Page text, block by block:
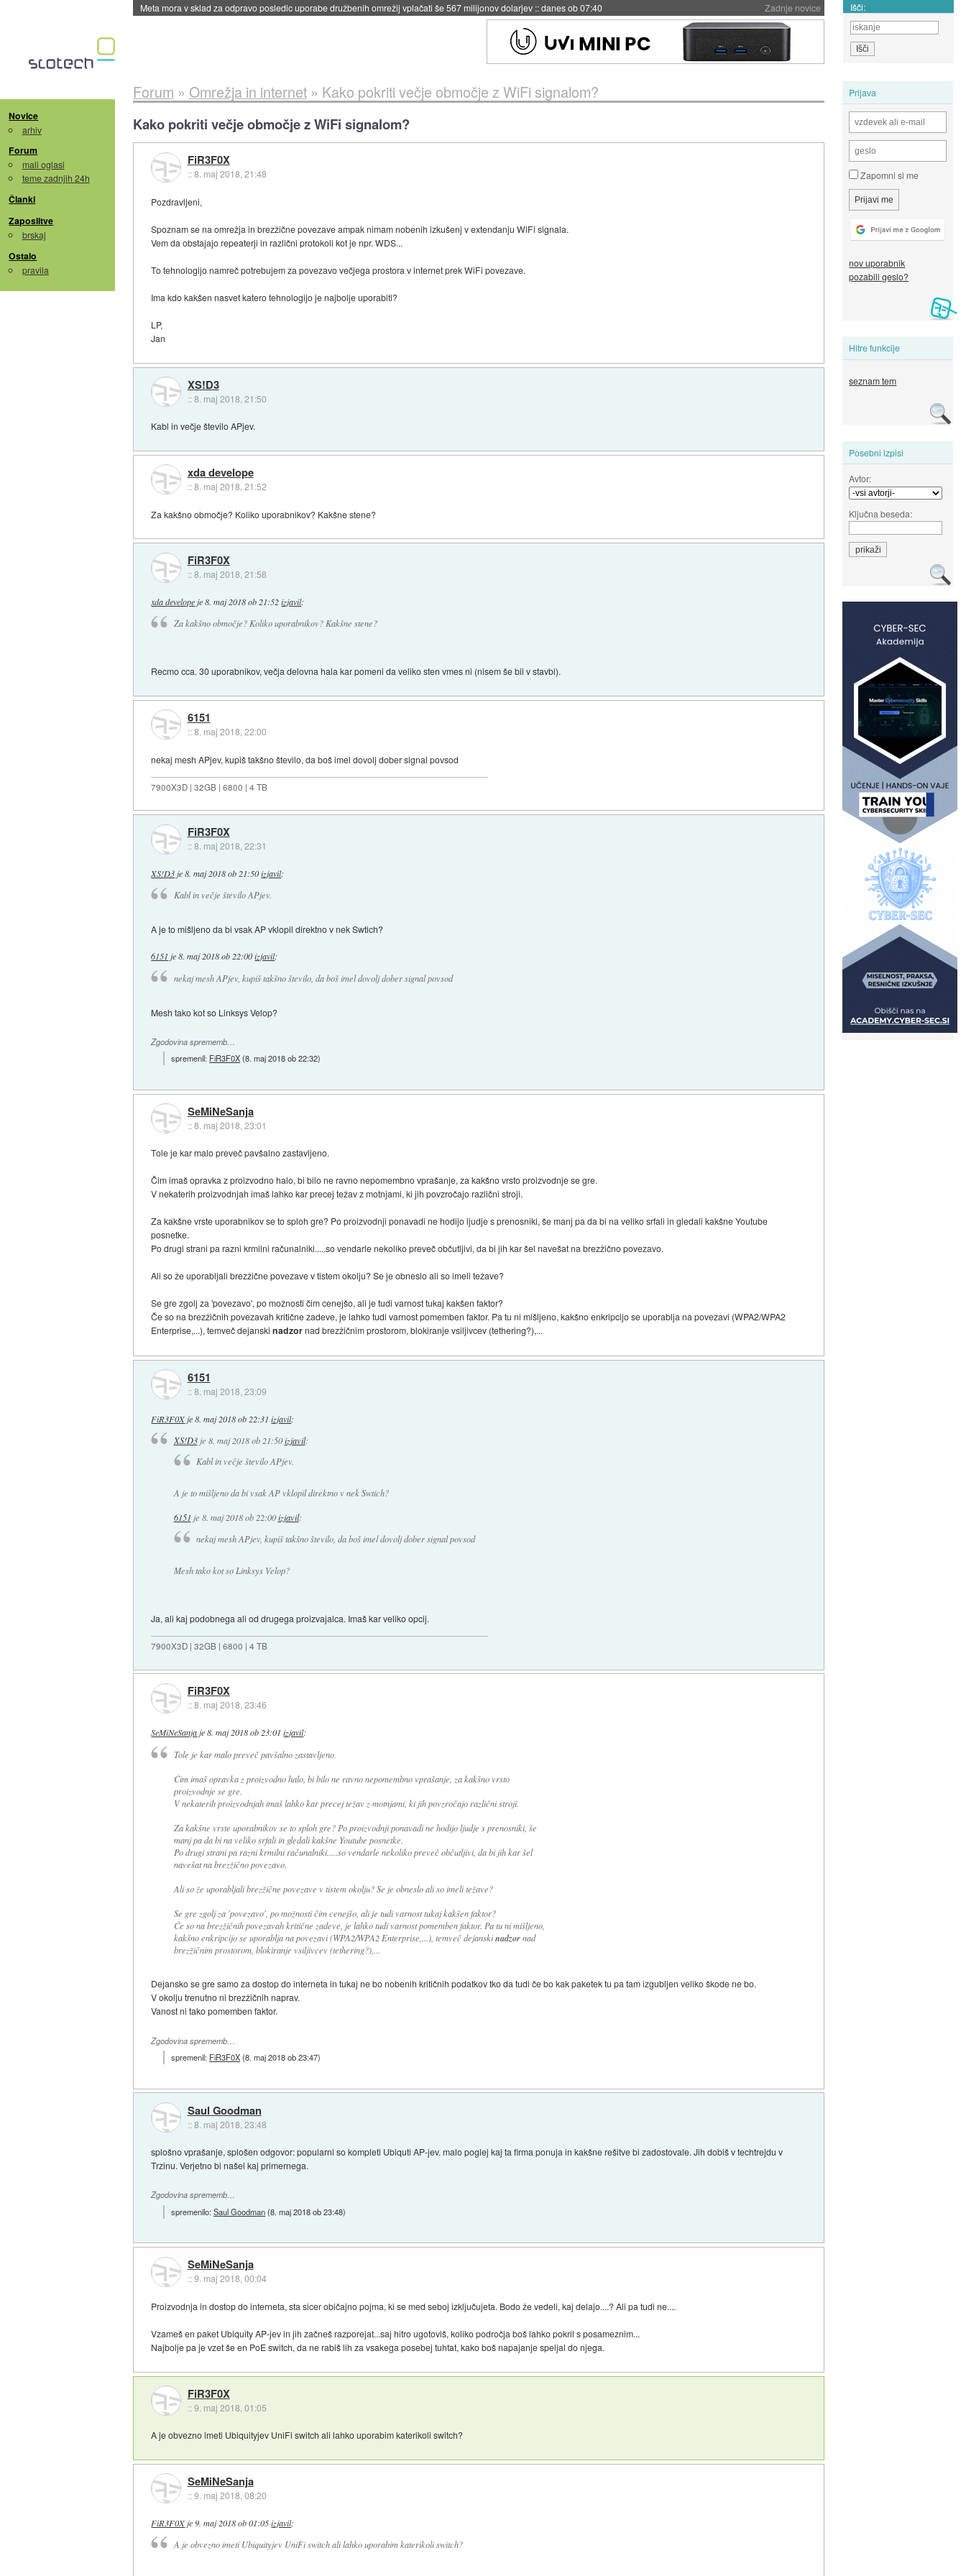
Zadnje novice
ByteDance trenira največji model umetne inteligence doslej::včeraj ob 21:37 Išči:
Novice
arhiv
Forum
mali oglasi
teme zadnjih 24h
Članki
Zaposlitve
brskaj
Ostalo
pravila
Prijava
Zapomni si me
nov uporabnik
pozabili geslo?
Hitre funkcije
seznam tem
Posebni izpisi
Avtor:
Ključna beseda:
Forum » Omrežja in internet» Kako pokriti večje območje z WiFi signalom?
Kako pokriti večje območje z WiFi signalom?
FiR3F0X
::8. maj 2018, 21:48
Pozdravljeni,
Spoznam se na omrežja in brezžične povezave ampak nimam nobenih izkušenj v extendanju WiFi signala.
Vem da obstajajo repeaterji in različni protokoli kot je npr. WDS...
To tehnologijo namreč potrebujem za povezavo večjega prostora v internet prek WiFi povezave.
Ima kdo kakšen nasvet katero tehnologijo je najbolje uporabiti?
LP,
Jan
XS!D3
::8. maj 2018, 21:50
Kabl in večje število APjev.
xda develope
::8. maj 2018, 21:52
Za kakšno območje? Koliko uporabnikov? Kakšne stene?
FiR3F0X
::8. maj 2018, 21:58
xda develope je8. maj 2018 ob 21:52 izjavil:
Za kakšno območje? Koliko uporabnikov? Kakšne stene?
Recmo cca. 30 uporabnikov, večja delovna hala kar pomeni da veliko sten vmes ni (nisem še bil v stavbi).
6151
::8. maj 2018, 22:00
nekaj mesh APjev, kupiš takšno število, da boš imel dovolj dober signal povsod
7900X3D | 32GB | 6800 | 4 TB
FiR3F0X
::8. maj 2018, 22:31
XS!D3 je8. maj 2018 ob 21:50 izjavil:
Kabl in večje število APjev.
A je to mišljeno da bi vsak AP vklopil direktno v nek Swtich?
6151 je8. maj 2018 ob 22:00 izjavil:
nekaj mesh APjev, kupiš takšno število, da boš imel dovolj dober signal povsod
Mesh tako kot so Linksys Velop?
Zgodovina sprememb…
spremenil: FiR3F0X(8. maj 2018 ob 22:32)
SeMiNeSanja
::8. maj 2018, 23:01
Tole je kar malo preveč pavšalno zastavljeno.
Čim imaš opravka z proizvodno halo, bi bilo ne ravno nepomembno vprašanje, za kakšno vrsto proizvodnje se gre.
V nekaterih proizvodnjah imaš lahko kar precej težav z motnjami, ki jih povzročajo različni stroji.
Za kakšne vrste uporabnikov se to sploh gre? Po proizvodnji ponavadi ne hodijo ljudje s prenosniki, še manj pa da bi na veliko srfali in gledali kakšne Youtube
posnetke.
Po drugi strani pa razni krmilni računalniki.....so vendarle nekoliko preveč občutljivi, da bi jih kar šel navešat na brezžično povezavo.
Ali so že uporabljali brezžične povezave v tistem okolju? Se je obneslo ali so imeli težave?
Se gre zgolj za 'povezavo', po možnosti čim cenejšo, ali je tudi varnost tukaj kakšen faktor?
Če so na brezžičnih povezavah kritične zadeve, je lahko tudi varnost pomemben faktor. Pa tu ni mišljeno, kakšno enkripcijo se uporablja na povezavi (WPA2/WPA2
Enterprise,...), temveč dejanskinadzornad brezžičnim prostorom, blokiranje vsiljivcev (tethering?),...
6151
::8. maj 2018, 23:09
FiR3F0X je8. maj 2018 ob 22:31 izjavil:
XS!D3je 8. maj 2018 ob 21:50 izjavil:
Kabl in večje število APjev.
A je to mišljeno da bi vsak AP vklopil direktno v nek Swtich?
6151 je 8. maj 2018 ob 22:00 izjavil:
nekaj mesh APjev, kupiš takšno število, da boš imel dovolj dober signal povsod
Mesh tako kot so Linksys Velop?
Ja, ali kaj podobnega ali od drugega proizvajalca. Imaš kar veliko opcij.
7900X3D | 32GB | 6800 | 4 TB
FiR3F0X
::8. maj 2018, 23:46
SeMiNeSanja je8. maj 2018 ob 23:01 izjavil:
Tole je kar malo preveč pavšalno zastavljeno.
Čim imaš opravka z proizvodno halo, bi bilo ne ravno nepomembno vprašanje, za kakšno vrsto
proizvodnje se gre.
V nekaterih proizvodnjah imaš lahko kar precej težav z motnjami, ki jih povzročajo različni stroji.
Za kakšne vrste uporabnikov se to sploh gre? Po proizvodnji ponavadi ne hodijo ljudje s prenosniki, še
manj pa da bi na veliko srfali in gledali kakšne Youtube posnetke.
Po drugi strani pa razni krmilni računalniki.....so vendarle nekoliko preveč občutljivi, da bi jih kar šel
navešat na brezžično povezavo.
Ali so že uporabljali brezžične povezave v tistem okolju? Se je obneslo ali so imeli težave?
Se gre zgolj za 'povezavo', po možnosti čim cenejšo, ali je tudi varnost tukaj kakšen faktor?
Če so na brezžičnih povezavah kritične zadeve, je lahko tudi varnost pomemben faktor. Pa tu ni mišljeno,
kakšno enkripcijo se uporablja na povezavi (WPA2/WPA2 Enterprise,...), temveč dejanskinadzornad
brezžičnim prostorom, blokiranje vsiljivcev (tethering?),...
Dejansko se gre samo za dostop do interneta in tukaj ne bo nobenih kritičnih podatkov tko da tudi če bo kak paketek tu pa tam izgubljen veliko škode ne bo.
V okolju trenutno ni brezžičnih naprav.
Vanost ni tako pomemben faktor.
Zgodovina sprememb…
spremenil: FiR3F0X(8. maj 2018 ob 23:47)
Saul Goodman
::8. maj 2018, 23:48
splošno vprašanje, splošen odgovor: popularni so kompleti Ubiquti AP-jev. malo poglej kaj ta firma ponuja in kakšne rešitve bi zadostovale. Jih dobiš v techtrejdu v
Trzinu. Verjetno bi našel kaj primernega.
Zgodovina sprememb…
spremenilo:Saul Goodman(8. maj 2018 ob 23:48)
SeMiNeSanja
::9. maj 2018, 00:04
Proizvodnja in dostop do interneta, sta sicer običajno pojma, ki se med seboj izključujeta. Bodo že vedeli, kaj delajo....? Ali pa tudi ne....
Vzameš en paket Ubiquity AP-jev in jih začneš razporejat...saj hitro ugotoviš, koliko področja boš lahko pokril s posameznim...
Najbolje pa je vzet še en PoE switch, da ne rabiš lih za vsakega posebej tuhtat, kako boš napajanje speljal do njega.
FiR3F0X
::9. maj 2018, 01:05
A je obvezno imeti Ubiquityjev UniFi switch ali lahko uporabim katerikoli switch?
SeMiNeSanja
::9. maj 2018, 08:20
FiR3F0X je 9. maj 2018 ob 01:05 izjavil:
A je obvezno imeti Ubiquityjev UniFi switch ali lahko uporabim katerikoli switch?